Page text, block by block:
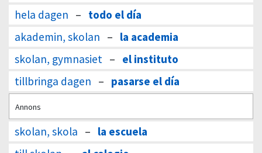
hela dagen – todo el día
akademin, skolan – la academia
skolan, gymnasiet – el instituto
tillbringa dagen – pasarse el día
Annons
skolan, skola – la escuela